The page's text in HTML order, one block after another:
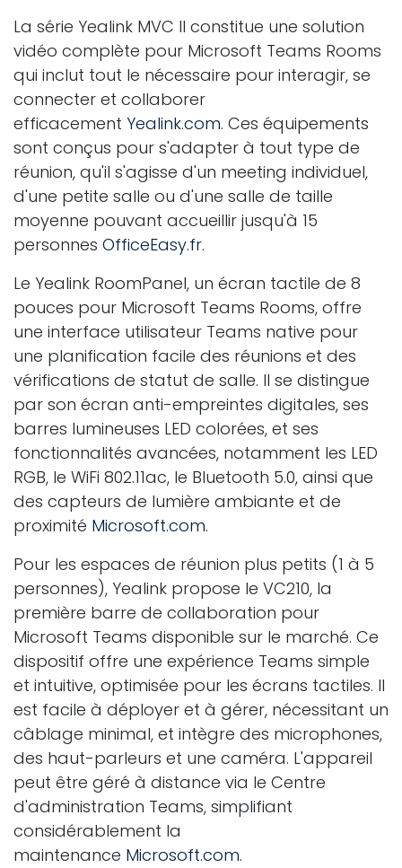
La série Yealink MVC II constitue une solution
vidéo complète pour Microsoft Teams Rooms
qui inclut tout le nécessaire pour interagir, se
connecter et collaborer
efficacement Yealink.com. Ces équipements
sont conçus pour s'adapter à tout type de
réunion, qu'il s'agisse d'un meeting individuel,
d'une petite salle ou d'une salle de taille
moyenne pouvant accueillir jusqu'à 15
personnes OfficeEasy.fr.
Le Yealink RoomPanel, un écran tactile de 8
pouces pour Microsoft Teams Rooms, offre
une interface utilisateur Teams native pour
une planification facile des réunions et des
vérifications de statut de salle. Il se distingue
par son écran anti-empreintes digitales, ses
barres lumineuses LED colorées, et ses
fonctionnalités avancées, notamment les LED
RGB, le WiFi 802.11ac, le Bluetooth 5.0, ainsi que
des capteurs de lumière ambiante et de
proximité Microsoft.com.
Pour les espaces de réunion plus petits (1 à 5
personnes), Yealink propose le VC210, la
première barre de collaboration pour
Microsoft Teams disponible sur le marché. Ce
dispositif offre une expérience Teams simple
et intuitive, optimisée pour les écrans tactiles. Il
est facile à déployer et à gérer, nécessitant un
câblage minimal, et intègre des microphones,
des haut-parleurs et une caméra. L'appareil
peut être géré à distance via le Centre
d'administration Teams, simplifiant
considérablement la
maintenance Microsoft.com.